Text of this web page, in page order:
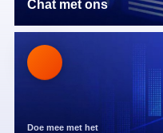
Chat met ons
Doe mee met het